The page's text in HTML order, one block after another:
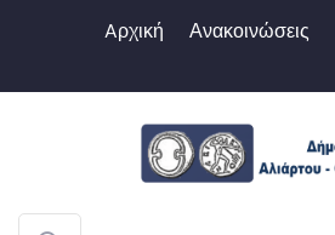
Aρχική Ανακοινώσεις